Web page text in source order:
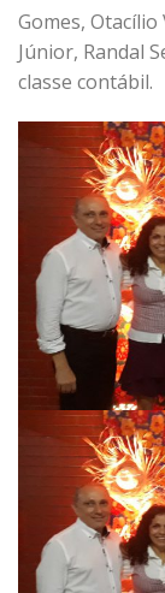
Gomes,
Júnior, Randal
classe contábil.